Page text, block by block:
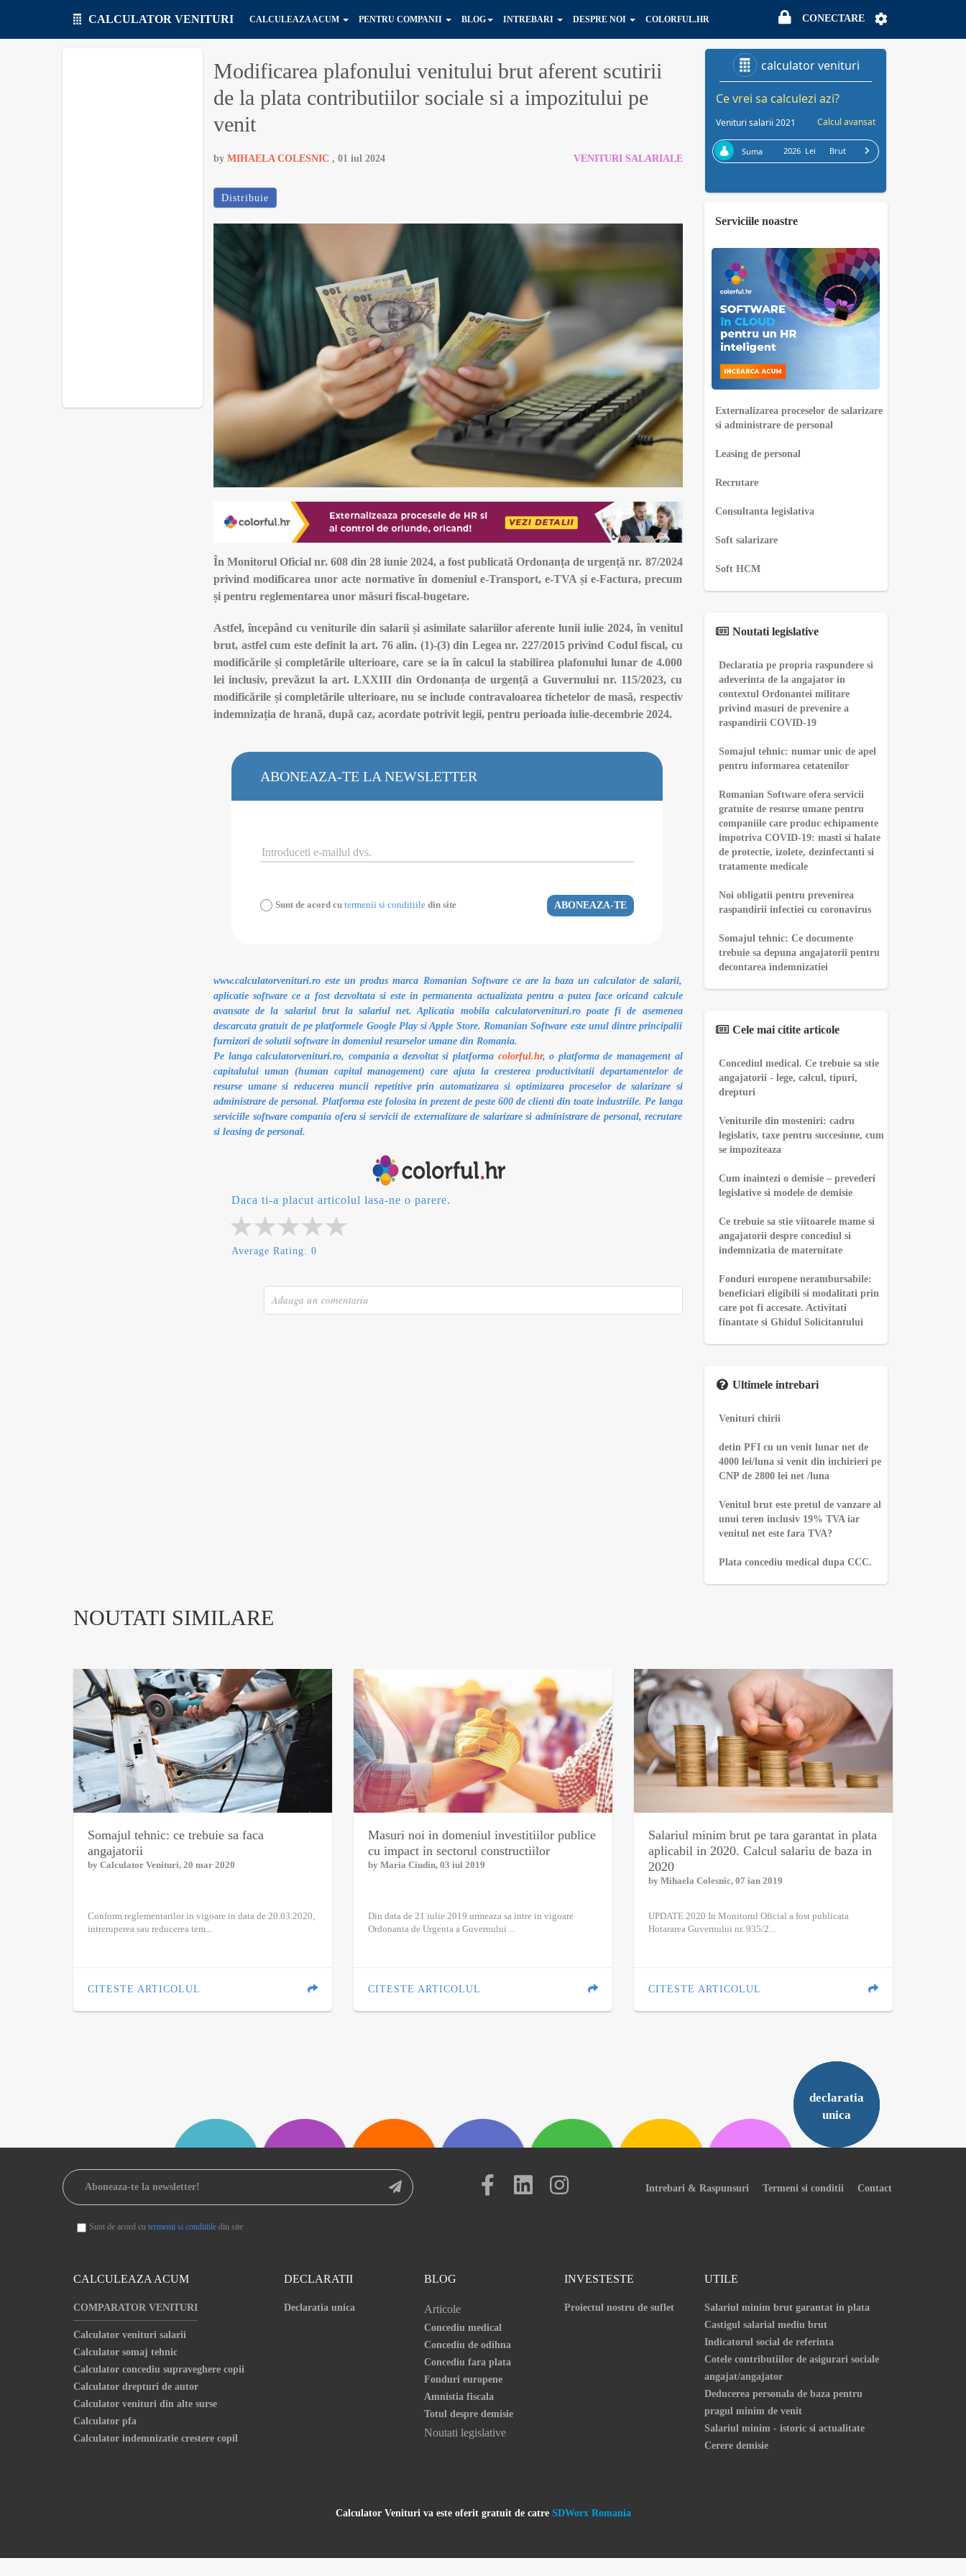
CONECTARE
CONECTARE
CALCULATOR VENITURI CALCULEAZA ACUM PENTRU COMPANII BLOG INTREBARI DESPRE NOI COLORFUL.HR
Modificarea plafonului venitului brut aferent scutirii
de la plata contributiilor sociale si a impozitului pe
venit
by MIHAELA COLESNIC , 01 iul 2024 VENITURI SALARIALE
Distribuie
În Monitorul Oficial nr. 608 din 28 iunie 2024, a fost publicată Ordonanța de urgență nr. 87/2024
privind modificarea unor acte normative în domeniul e-Transport, e-TVA și e-Factura, precum
și pentru reglementarea unor măsuri fiscal-bugetare.
Astfel, începând cu veniturile din salarii și asimilate salariilor aferente lunii iulie 2024, în venitul
brut, astfel cum este definit la art. 76 alin. (1)-(3) din Legea nr. 227/2015 privind Codul fiscal, cu
modificările și completările ulterioare, care se ia în calcul la stabilirea plafonului lunar de 4.000
lei inclusiv, prevăzut la art. LXXIII din Ordonanța de urgență a Guvernului nr. 115/2023, cu
modificările și completările ulterioare, nu se include contravaloarea tichetelor de masă, respectiv
indemnizația de hrană, după caz, acordate potrivit legii, pentru perioada iulie-decembrie 2024.
ABONEAZA-TE LA NEWSLETTER
Sunt de acord cu termenii si conditiile din site ABONEAZA-TE
www.calculatorvenituri.ro este un produs marca Romanian Software ce are la baza un calculator de salarii,
aplicatie software ce a fost dezvoltata si este in permanenta actualizata pentru a putea face oricand calcule
avansate de la salariul brut la salariul net. Aplicatia mobila calculatorvenituri.ro poate fi de asemenea
descarcata gratuit de pe platformele Google Play si Apple Store. Romanian Software este unul dintre principalii
furnizori de solutii software in domeniul resurselor umane din Romania.
Pe langa calculatorvenituri.ro, compania a dezvoltat si platforma colorful.hr, o platforma de management al
capitalului uman (human capital management) care ajuta la cresterea productivitatii departamentelor de
resurse umane si reducerea muncii repetitive prin automatizarea si optimizarea proceselor de salarizare si
administrare de personal. Platforma este folosita in prezent de peste 600 de clienti din toate industriile. Pe langa
serviciile software compania ofera si servicii de externalizare de salarizare si administrare de personal, recrutare
si leasing de personal.
Daca ti-a placut articolul lasa-ne o parere.
Average Rating: 0
Serviciile noastre
Externalizarea proceselor de salarizare
si administrare de personal
Leasing de personal
Recrutare
Consultanta legislativa
Soft salarizare
Soft HCM
Noutati legislative
Declaratia pe propria raspundere si
adeverinta de la angajator in
contextul Ordonantei militare
privind masuri de prevenire a
raspandirii COVID-19
Somajul tehnic: numar unic de apel
pentru informarea cetatenilor
Romanian Software ofera servicii
gratuite de resurse umane pentru
companiile care produc echipamente
impotriva COVID-19: masti si halate
de protectie, izolete, dezinfectanti si
tratamente medicale
Noi obligatii pentru prevenirea
raspandirii infectiei cu coronavirus
Somajul tehnic: Ce documente
trebuie sa depuna angajatorii pentru
decontarea indemnizatiei
Cele mai citite articole
Concediul medical. Ce trebuie sa stie
angajatorii - lege, calcul, tipuri,
drepturi
Veniturile din mosteniri: cadru
legislativ, taxe pentru succesiune, cum
se impoziteaza
Cum inaintezi o demisie – prevederi
legislative si modele de demisie
Ce trebuie sa stie viitoarele mame si
angajatorii despre concediul si
indemnizatia de maternitate
Fonduri europene nerambursabile:
beneficiari eligibili si modalitati prin
care pot fi accesate. Activitati
finantate si Ghidul Solicitantului
Ultimele intrebari
Venituri chirii
detin PFI cu un venit lunar net de
4000 lei/luna si venit din inchirieri pe
CNP de 2800 lei net /luna
Venitul brut este pretul de vanzare al
unui teren inclusiv 19% TVA iar
venitul net este fara TVA?
Plata concediu medical dupa CCC.
NOUTATI SIMILARE
Somajul tehnic: ce trebuie sa faca
angajatorii
by Calculator Venituri, 20 mar 2020
Conform reglementarilor in vigoare in data de 20.03.2020,
intreruperea sau reducerea tem...
CITESTE ARTICOLUL
Masuri noi in domeniul investitiilor publice
cu impact in sectorul constructiilor
by Maria Ciudin, 03 iul 2019
Din data de 21 iulie 2019 urmeaza sa intre in vigoare
Ordonanta de Urgenta a Guvernului ...
CITESTE ARTICOLUL
Salariul minim brut pe tara garantat in plata
aplicabil in 2020. Calcul salariu de baza in
2020
by Mihaela Colesnic, 07 ian 2019
UPDATE 2020 In Monitorul Oficial a fost publicata
Hotararea Guvernului nr. 935/2...
CITESTE ARTICOLUL
declaratia
unica
Sunt de acord cu termenii si conditiile din site
Intrebari & Raspunsuri Termeni si conditii Contact
CALCULEAZA ACUM
COMPARATOR VENITURI
Calculator venituri salarii
Calculator somaj tehnic
Calculator concediu supraveghere copii
Calculator drepturi de autor
Calculator venituri din alte surse
Calculator pfa
Calculator indemnizatie crestere copil
DECLARATII
Declaratia unica
BLOG
Articole
Concediu medical
Concediu de odihna
Concediu fara plata
Fonduri europene
Amnistia fiscala
Totul despre demisie
Noutati legislative
INVESTESTE
Proiectul nostru de suflet
UTILE
Salariul minim brut garantat in plata
Castigul salarial mediu brut
Indicatorul social de referinta
Cotele contributiilor de asigurari sociale
angajat/angajator
Deducerea personala de baza pentru
pragul minim de venit
Salariul minim - istoric si actualitate
Cerere demisie
Calculator Venituri va este oferit gratuit de catre SDWorx Romania